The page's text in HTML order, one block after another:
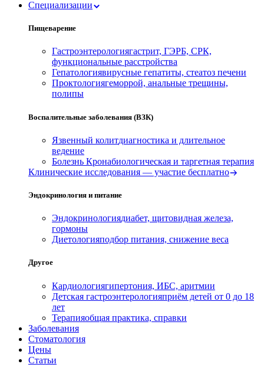
Специализации
Пищеварение
Гастроэнтерологиягастрит, ГЭРБ, СРК,
функциональные расстройства
Гепатологиявирусные гепатиты, стеатоз печени
Проктологиягеморрой, анальные трещины,
полипы
Воспалительные заболевания (ВЗК)
Язвенный колитдиагностика и длительное
ведение
Болезнь Кронабиологическая и таргетная терапия
Клинические исследования — участие бесплатно
Эндокринология и питание
Эндокринологиядиабет, щитовидная железа,
гормоны
Диетологияподбор питания, снижение веса
Другое
Кардиологиягипертония, ИБС, аритмии
Детская гастроэнтерологияприём детей от 0 до 18
лет
Терапияобщая практика, справки
Заболевания
Стоматология
Цены
Статьи